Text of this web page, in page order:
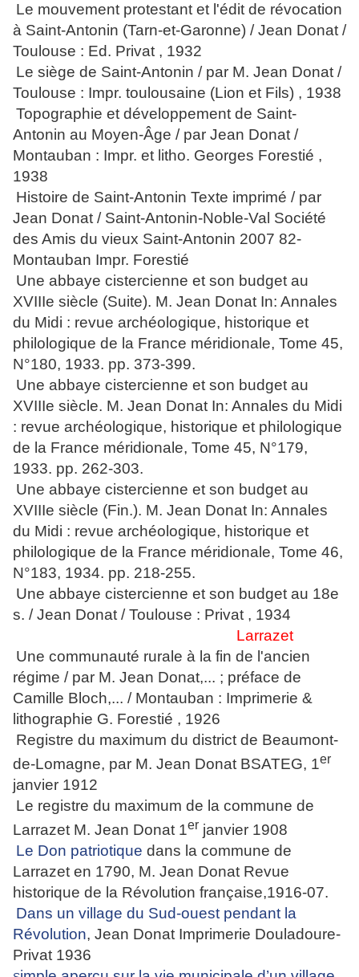
Le mouvement protestant et l'édit de révocation
à Saint-Antonin (Tarn-et-Garonne) / Jean Donat /
Toulouse : Ed. Privat , 1932
Le siège de Saint-Antonin / par M. Jean Donat /
Toulouse : Impr. toulousaine (Lion et Fils) , 1938
Topographie et développement de Saint-
Antonin au Moyen-Âge / par Jean Donat /
Montauban : Impr. et litho. Georges Forestié ,
1938
Histoire de Saint-Antonin Texte imprimé / par
Jean Donat / Saint-Antonin-Noble-Val Société
des Amis du vieux Saint-Antonin 2007 82-
Montauban Impr. Forestié
Une abbaye cistercienne et son budget au
XVIIIe siècle (Suite). M. Jean Donat In: Annales
du Midi : revue archéologique, historique et
philologique de la France méridionale, Tome 45,
N°180, 1933. pp. 373-399.
Une abbaye cistercienne et son budget au
XVIIIe siècle. M. Jean Donat In: Annales du Midi
: revue archéologique, historique et philologique
de la France méridionale, Tome 45, N°179,
1933. pp. 262-303.
Une abbaye cistercienne et son budget au
XVIIIe siècle (Fin.). M. Jean Donat In: Annales
du Midi : revue archéologique, historique et
philologique de la France méridionale, Tome 46,
N°183, 1934. pp. 218-255.
Une abbaye cistercienne et son budget au 18e
s. / Jean Donat / Toulouse : Privat , 1934
Larrazet
Une communauté rurale à la fin de l'ancien
régime / par M. Jean Donat,... ; préface de
Camille Bloch,... / Montauban : Imprimerie &
lithographie G. Forestié , 1926
Registre du maximum du district de Beaumont-
de-Lomagne, par M. Jean Donat BSATEG, 1er
janvier 1912
Le registre du maximum de la commune de
Larrazet M. Jean Donat 1er janvier 1908
Le Don patriotique dans la commune de
Larrazet en 1790, M. Jean Donat Revue
historique de la Révolution française,1916-07.
Dans un village du Sud-ouest pendant la
Révolution, Jean Donat Imprimerie Douladoure-
Privat 1936